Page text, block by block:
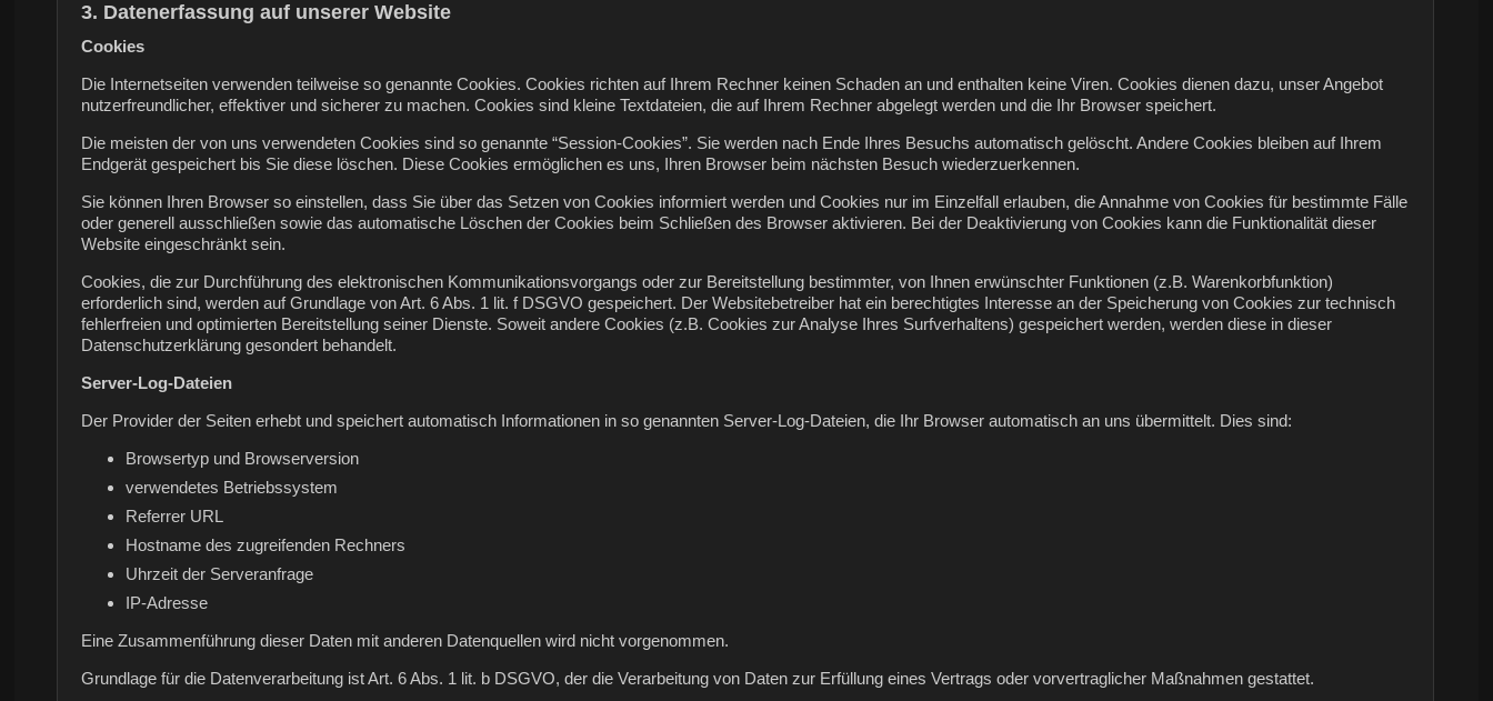
3. Datenerfassung auf unserer Website
Cookies
Die Internetseiten verwenden teilweise so genannte Cookies. Cookies richten auf Ihrem Rechner keinen Schaden an und enthalten keine Viren. Cookies dienen dazu, unser Angebot
nutzerfreundlicher, effektiver und sicherer zu machen. Cookies sind kleine Textdateien, die auf Ihrem Rechner abgelegt werden und die Ihr Browser speichert.
Die meisten der von uns verwendeten Cookies sind so genannte “Session-Cookies”. Sie werden nach Ende Ihres Besuchs automatisch gelöscht. Andere Cookies bleiben auf Ihrem
Endgerät gespeichert bis Sie diese löschen. Diese Cookies ermöglichen es uns, Ihren Browser beim nächsten Besuch wiederzuerkennen.
Sie können Ihren Browser so einstellen, dass Sie über das Setzen von Cookies informiert werden und Cookies nur im Einzelfall erlauben, die Annahme von Cookies für bestimmte Fälle
oder generell ausschließen sowie das automatische Löschen der Cookies beim Schließen des Browser aktivieren. Bei der Deaktivierung von Cookies kann die Funktionalität dieser
Website eingeschränkt sein.
Cookies, die zur Durchführung des elektronischen Kommunikationsvorgangs oder zur Bereitstellung bestimmter, von Ihnen erwünschter Funktionen (z.B. Warenkorbfunktion)
erforderlich sind, werden auf Grundlage von Art. 6 Abs. 1 lit. f DSGVO gespeichert. Der Websitebetreiber hat ein berechtigtes Interesse an der Speicherung von Cookies zur technisch
fehlerfreien und optimierten Bereitstellung seiner Dienste. Soweit andere Cookies (z.B. Cookies zur Analyse Ihres Surfverhaltens) gespeichert werden, werden diese in dieser
Datenschutzerklärung gesondert behandelt.
Server-Log-Dateien
Der Provider der Seiten erhebt und speichert automatisch Informationen in so genannten Server-Log-Dateien, die Ihr Browser automatisch an uns übermittelt. Dies sind:
Browsertyp und Browserversion
verwendetes Betriebssystem
Referrer URL
Hostname des zugreifenden Rechners
Uhrzeit der Serveranfrage
IP-Adresse
Eine Zusammenführung dieser Daten mit anderen Datenquellen wird nicht vorgenommen.
Grundlage für die Datenverarbeitung ist Art. 6 Abs. 1 lit. b DSGVO, der die Verarbeitung von Daten zur Erfüllung eines Vertrags oder vorvertraglicher Maßnahmen gestattet.